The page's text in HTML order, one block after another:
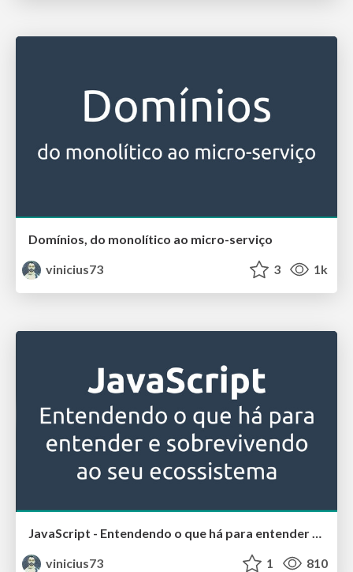
Domínios, do monolítico ao micro-serviço
vinicius73
3 1k
JavaScript - Entendendo o que há para entender e sobrevivendo ao seu ecossistema
vinicius73
1 810